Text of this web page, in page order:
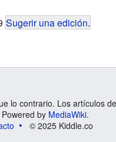
Sugerir una edición.
lo contrario. Los artículos
by MediaWiki.
© 2025 Kiddle.co